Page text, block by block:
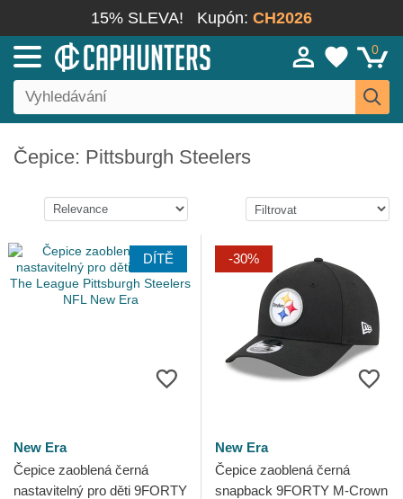
15% SLEVA! Kupón: CH2026
0
Čepice: Pittsburgh Steelers
DÍTĚ
New Era
Čepice zaoblená černá
nastavitelný pro děti 9FORTY
-30%
New Era
Čepice zaoblená černá
snapback 9FORTY M-Crown